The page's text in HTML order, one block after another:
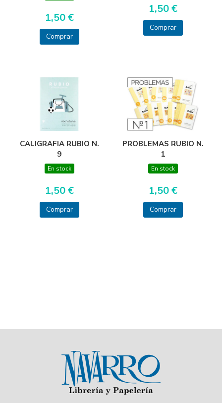
1,50 €
Comprar
1,50 €
Comprar
CALIGRAFIA RUBIO N.
9
En stock
1,50 €
Comprar
PROBLEMAS RUBIO N.
1
En stock
1,50 €
Comprar